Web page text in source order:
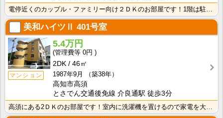
美和ハイツⅡ 401号室
マンション
5.4万円
0円
2DK
46㎡
1987年9月
（築38年）
高知市高須
とさでん交通後免線 介良通駅 徒歩3分